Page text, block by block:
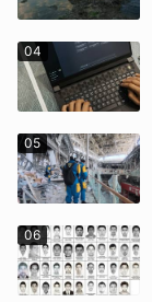
04
05
06